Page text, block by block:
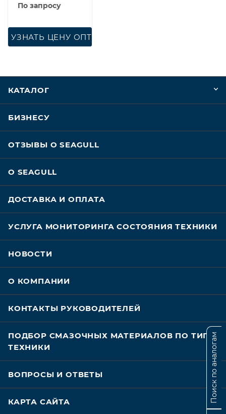
По запросу
УЗНАТЬ ЦЕНУ ОПТ
КАТАЛОГ
БИЗНЕСУ
ОТЗЫВЫ О SEAGULL
О SEAGULL
ДОСТАВКА И ОПЛАТА
УСЛУГА МОНИТОРИНГА СОСТОЯНИЯ ТЕХНИКИ
НОВОСТИ
О КОМПАНИИ
КОНТАКТЫ РУКОВОДИТЕЛЕЙ
ПОДБОР СМАЗОЧНЫХ МАТЕРИАЛОВ ПО ТИПУ
ТЕХНИКИ
ВОПРОСЫ И ОТВЕТЫ
КАРТА САЙТА Поиск по аналогам